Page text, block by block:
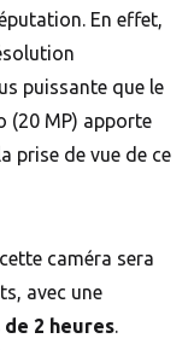
En effet,
puissante que le
(20 MP) apporte
prise de vue de ce
caméra sera
avec une
de 2 heures.